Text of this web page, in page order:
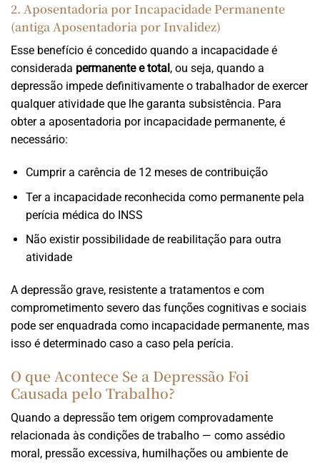
2. Aposentadoria por Incapacidade Permanente
(antiga Aposentadoria por Invalidez)
Esse benefício é concedido quando a incapacidade é
considerada permanente e total , ou seja, quando a
depressão impede definitivamente o trabalhador de exercer
qualquer atividade que lhe garanta subsistência. Para
obter a aposentadoria por incapacidade permanente, é
necessário:
Cumprir a carência de 12 meses de contribuição
Ter a incapacidade reconhecida como permanente pela
perícia médica do INSS
Não existir possibilidade de reabilitação para outra
atividade
A depressão grave, resistente a tratamentos e com
comprometimento severo das funções cognitivas e sociais
pode ser enquadrada como incapacidade permanente, mas
isso é determinado caso a caso pela perícia.
O que Acontece Se a Depressão Foi
Causada pelo Trabalho?
Quando a depressão tem origem comprovadamente
relacionada às condições de trabalho — como assédio
moral, pressão excessiva, humilhações ou ambiente de